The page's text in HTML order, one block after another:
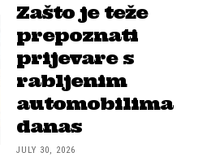
Zašto je teže
prepoznati
prijevare s
rabljenim
automobilima
danas
JULY 30, 2026